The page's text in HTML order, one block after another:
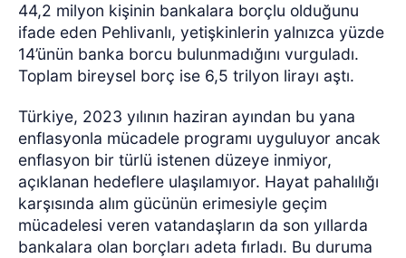
44,2 milyon kişinin bankalara borçlu olduğunu
ifade eden Pehlivanlı, yetişkinlerin yalnızca yüzde
14’ünün banka borcu bulunmadığını vurguladı.
Toplam bireysel borç ise 6,5 trilyon lirayı aştı.
Türkiye, 2023 yılının haziran ayından bu yana
enflasyonla mücadele programı uyguluyor ancak
enflasyon bir türlü istenen düzeye inmiyor,
açıklanan hedeflere ulaşılamıyor. Hayat pahalılığı
karşısında alım gücünün erimesiyle geçim
mücadelesi veren vatandaşların da son yıllarda
bankalara olan borçları adeta fırladı. Bu duruma